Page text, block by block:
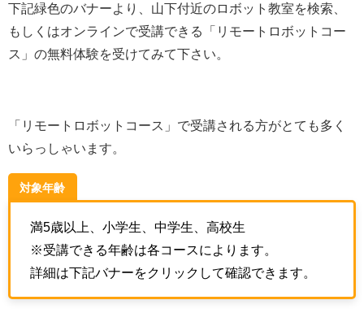
下記緑色のバナーより、山下付近のロボット教室を検索、
もしくはオンラインで受講できる「リモートロボットコー
ス」の無料体験を受けてみて下さい。
「リモートロボットコース」で受講される方がとても多く
いらっしゃいます。
対象年齢
満5歳以上、小学生、中学生、高校生
※受講できる年齢は各コースによります。
詳細は下記バナーをクリックして確認できます。